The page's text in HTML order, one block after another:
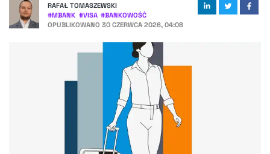
RAFAŁ TOMASZEWSKI
#MBANK #VISA #BANKOWOŚĆ
OPUBLIKOWANO 30 CZERWCA 2026, 04:08